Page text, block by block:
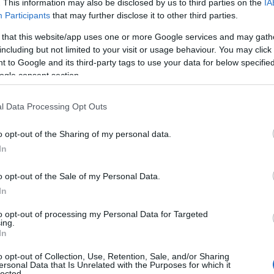
This information may also be disclosed by us to third parties on the
Participants that may further disclose it to other third parties.
that this website/app uses one or more Google services and may
but not limited to your visit or usage behaviour. You may
to Google and its third-party tags to use your data for below
consent section.
Data Processing Opt Outs
opt-out of the Sharing of my personal data.
opt-out of the Sale of my Personal Data.
opt-out of processing my Personal Data for Targeted
opt-out of Collection, Use, Retention, Sale, and/or Sharing
Data that Is Unrelated with the Purposes for which it
τόνοι συνέχιζαν να είναι υψηλοί ο κ.
να κάνουμε μια νέα αρχή, μην
«Μην μου λέτε τώρα
αποφάσισε να αποχωρήσει. «Ευχαριστώ
διεύθυνσή σας. Παπατζήδες εγώ δεν
εδώ να τσακωθεί», σχολίασε ο κ.
προκλητικός, δεν τιμάς το
κ. Ζαχαρός.